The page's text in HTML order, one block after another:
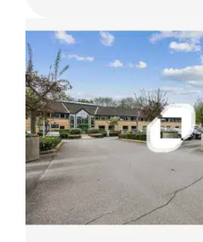
ont été entièrement rénovés et
Express Noisy - Champs (L15/
213-312 SNCF RER A-Noisy